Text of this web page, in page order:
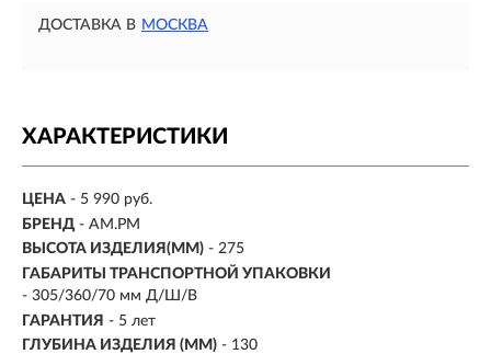
ДОСТАВКА В МОСКВА
ХАРАКТЕРИСТИКИ
ЦЕНА - 5 990 руб.
БРЕНД - AM.PM
ВЫСОТА ИЗДЕЛИЯ(ММ) - 275
ГАБАРИТЫ ТРАНСПОРТНОЙ УПАКОВКИ
- 305/360/70 мм Д/Ш/В
ГАРАНТИЯ - 5 лет
ГЛУБИНА ИЗДЕЛИЯ (ММ) - 130